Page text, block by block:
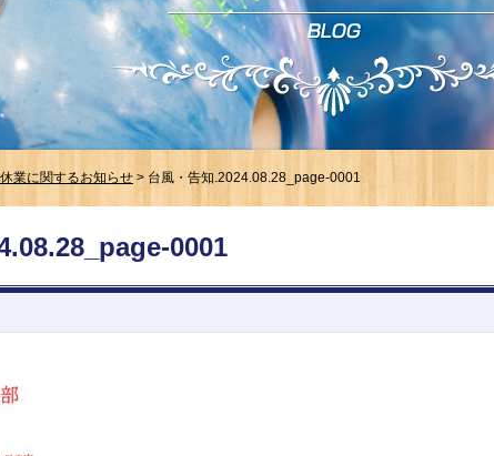
業に関するお知らせ > 台風・告知.2024.08.28_page-0001
0001